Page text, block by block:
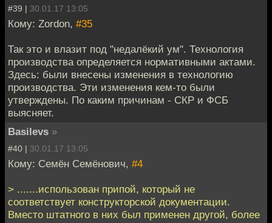
#39 | 30.01.17 13:05
Кому: Zordon, #35
Так это и влазит под "недалёкий ум". Технология
производства определяется нормативными актами.
Здесь: были внесены изменения в технологию
производства. Эти изменения кем-то были
утверждены. По каким причинам - СКР и ФСБ
выясняет.
Basilevs »
#40 | 30.01.17 13:05
Кому: Семён Семёнович, #4
> .......использован припой, который не
соответствует конструкторской документации.
Вместо штатного в них был применен другой, более